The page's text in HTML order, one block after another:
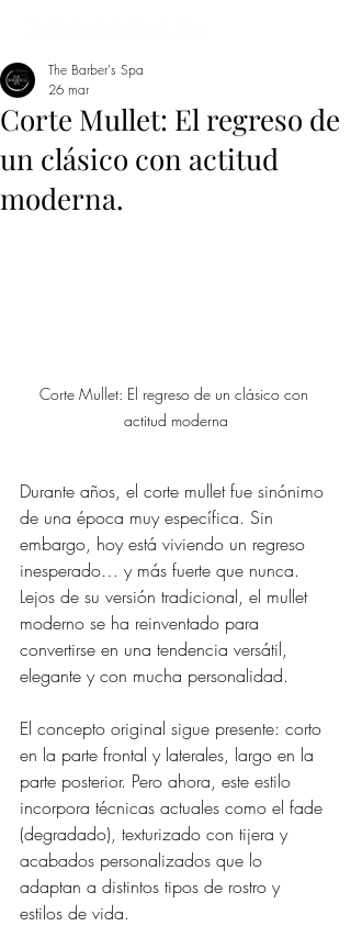
Corte Mullet: El regreso de
un clásico con actitud
moderna.
The Barber's Spa
26 mar
Corte Mullet: El regreso de un clásico con
actitud moderna
Durante años, el corte mullet fue sinónimo
de una época muy específica. Sin
embargo, hoy está viviendo un regreso
inesperado… y más fuerte que nunca.
Lejos de su versión tradicional, el mullet
moderno se ha reinventado para
convertirse en una tendencia versátil,
elegante y con mucha personalidad.
El concepto original sigue presente: corto
en la parte frontal y laterales, largo en la
parte posterior. Pero ahora, este estilo
incorpora técnicas actuales como el fade
(degradado), texturizado con tijera y
acabados personalizados que lo
adaptan a distintos tipos de rostro y
estilos de vida.